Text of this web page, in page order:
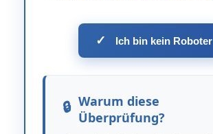
✓ Ich bin kein Roboter
Warum diese
Überprüfung?